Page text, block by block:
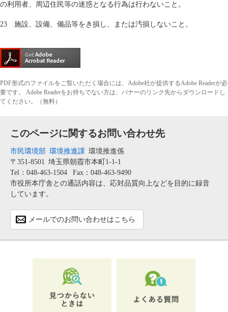
の利用者、周辺住民等の迷惑となる行為は行わないこと。
23 施設、設備、備品等をき損し、または汚損しないこと。
PDF形式のファイルをご覧いただく場合には、Adobe社が提供するAdobe Readerが必
要です。
Adobe Readerをお持ちでない方は、バナーのリンク先からダウンロードし
てください。（無料）
このページに関するお問い合わせ先
市民環境部 環境推進課 環境推進係
〒351-8501 埼玉県朝霞市本町1-1-1
Tel：048-463-1504
Fax：048-463-9490
市役所本庁舎との通話内容は、応対品質向上などを目的に録音
しています。
メールでのお問い合わせはこちら